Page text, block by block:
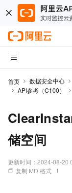
首页 数据安全中心
API参考（C100）
储空间
更新时间： 2024-08-20
复制 MD 格式